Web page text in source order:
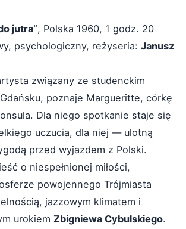
jutra”, Polska 1960, 1 godz. 20
psychologiczny, reżyseria: Janusz
związany ze studenckim
poznaje Margueritte, córkę
Dla niego spotkanie staje się
uczucia, dla niej — ulotną
przed wyjazdem z Polski.
o niespełnionej miłości,
powojennego Trójmiasta
jazzowym klimatem i
urokiem Zbigniewa Cybulskiego.